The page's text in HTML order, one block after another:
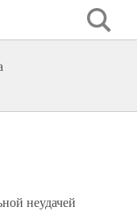
неудачей